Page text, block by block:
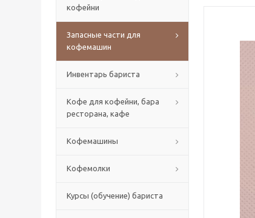
кофейни
Запасные части для
кофемашин
Инвентарь бариста
Кофе для кофейни, бара
ресторана, кафе
Кофемашины
Кофемолки
Курсы (обучение) бариста